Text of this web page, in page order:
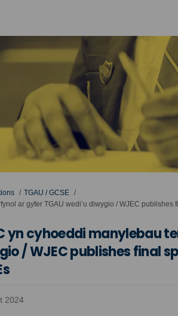
TGAU / GCSE
ar gyfer TGAU wedi’u diwygio / WJEC publishes
yn cyhoeddi manylebau
/ WJEC publishes final
2024